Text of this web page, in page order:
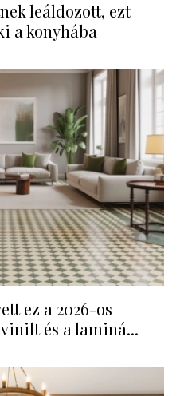
leáldozott, ezt
a konyhába
ez a 2026-os
és a laminá...